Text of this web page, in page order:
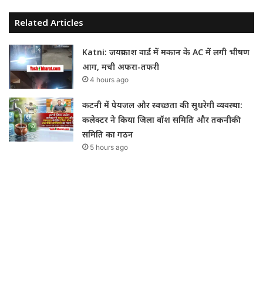
Related Articles
Katni: जयप्रकाश वार्ड में मकान के AC में लगी भीषण
आग, मची अफरा-तफरी
4 hours ago
कटनी में पेयजल और स्वच्छता की सुधरेगी व्यवस्था:
कलेक्टर ने किया जिला वॉश समिति और तकनीकी
समिति का गठन
5 hours ago